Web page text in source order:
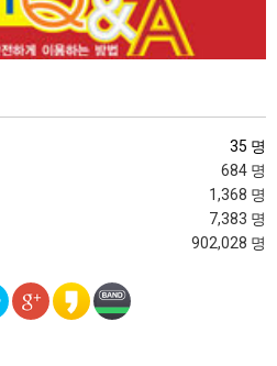
35 명
684 명
1,368 명
7,383 명
902,028 명